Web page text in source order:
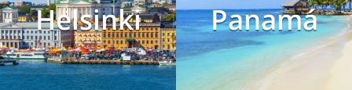
Helsinki Panamá